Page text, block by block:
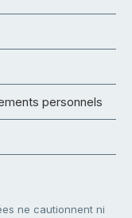
personnels
ne cautionnent ni